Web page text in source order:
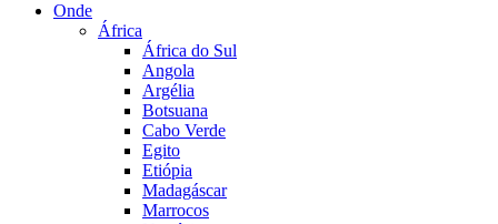
Onde
África
África do Sul
Angola
Argélia
Botsuana
Cabo Verde
Egito
Etiópia
Madagáscar
Marrocos